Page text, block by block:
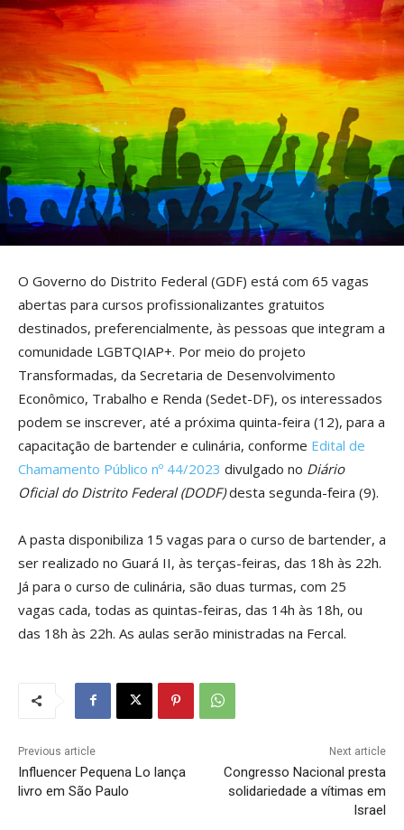
O Governo do Distrito Federal (GDF) está com 65 vagas
abertas para cursos profissionalizantes gratuitos
destinados, preferencialmente, às pessoas que integram a
comunidade LGBTQIAP+. Por meio do projeto
Transformadas, da Secretaria de Desenvolvimento
Econômico, Trabalho e Renda (Sedet-DF), os interessados
podem se inscrever, até a próxima quinta-feira (12), para a
capacitação de bartender e culinária, conforme Edital de
Chamamento Público nº 44/2023 divulgado no Diário
Oficial do Distrito Federal (DODF)desta segunda-feira (9).
A pasta disponibiliza 15 vagas para o curso de bartender, a
ser realizado no Guará II, às terças-feiras, das 18h às 22h.
Já para o curso de culinária, são duas turmas, com 25
vagas cada, todas as quintas-feiras, das 14h às 18h, ou
das 18h às 22h. As aulas serão ministradas na Fercal.
Previous article
Influencer Pequena Lo lança
livro em São Paulo
Next article
Congresso Nacional presta
solidariedade a vítimas em
Israel